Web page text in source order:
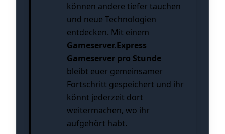
können andere tiefer tauchen
und neue Technologien
entdecken. Mit einem
Gameserver.Express
Gameserver pro Stunde
bleibt euer gemeinsamer
Fortschritt gespeichert und ihr
könnt jederzeit dort
weitermachen, wo ihr
aufgehört habt.